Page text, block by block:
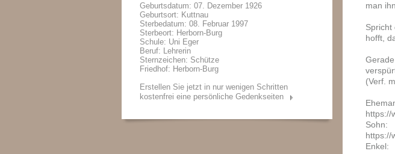
man
Spricht
hofft,
(Verf.
https://
Sohn:
https://
Enkel:
Geburtsdatum: 07. Dezember 1926
Geburtsort: Kuttnau
Sterbedatum: 08. Februar 1997
Sterbeort: Herborn-Burg
Schule: Uni Eger
Beruf: Lehrerin
Sternzeichen: Schütze
Friedhof: Herborn-Burg
Erstellen Sie jetzt in nur wenigen Schritten
kostenfrei eine persönliche Gedenkseiten